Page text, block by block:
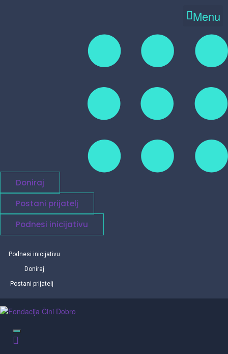
Menu
Doniraj
Postani prijatelj
Podnesi inicijativu
Podnesi inicijativu
Doniraj
Postani prijatelj